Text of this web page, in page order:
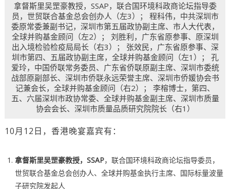
拿督斯里吴罡豪教授，SSAP，联合国环境科政商论坛指导委
员，世贸联合基金总会创办人（左3）； 程科伟，中共深圳市
委原常委兼副书记，深圳市第五届政协副主席、市人大代表，
全球并购基金顾问（左2）； 刘胜利，广东省原参事、原深圳
出入境检验检疫局局长（右3）； 张效民，广东省原参事、深
圳市第四、五届政协副主席，全球并购基金顾问（左1）； 孔
爱玲，中国侨联常务委员、广东省侨联原副主席、深圳市委统
战部原副部长、深圳市侨联永远荣誉主席、深圳市侨媛协会书
记兼会长，全球并购基金顾问（右2）； 李榕博士，第四、
五、六届深圳市政协常委、全球并购基金副主席、深圳市质量
协会会长、深圳市质量品质研究院院长（右1）
10月12日，香港晚宴嘉宾有：
拿督斯里吴罡豪教授，SSAP，联合国环境科政商论坛指导委员，
世贸联合基金总会创办人、全球并购基金执行主席、国际标量波量
子研究院发起人